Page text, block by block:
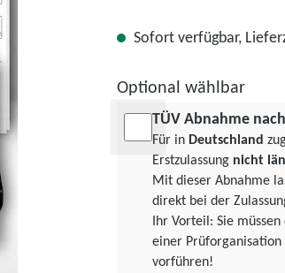
Sofort verfügbar,
Optional wählbar
TÜV Abnahme
Für in Deutschland
Erstzulassung nicht
Mit dieser Abnahme
direkt bei der
Ihr Vorteil: Sie
einer Prüforgani­sation
vorführen!